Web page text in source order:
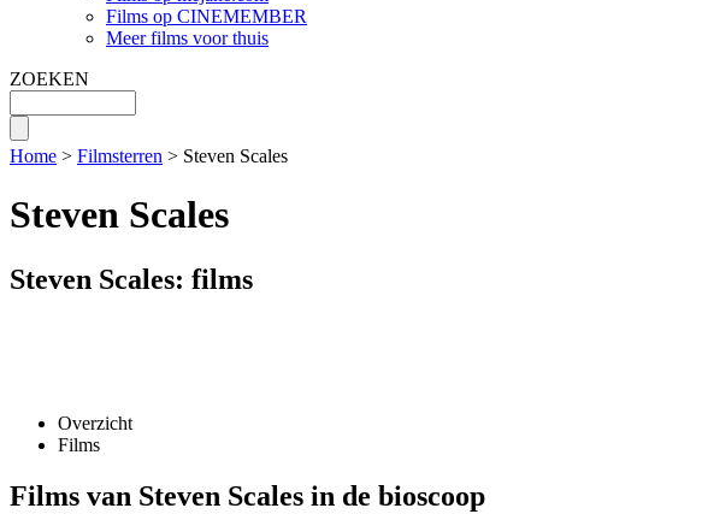
Films op CINEMEMBER
Meer films voor thuis
ZOEKEN
Home > Filmsterren > Steven Scales
Steven Scales
Steven Scales: films
Overzicht
Films
Films van Steven Scales in de bioscoop